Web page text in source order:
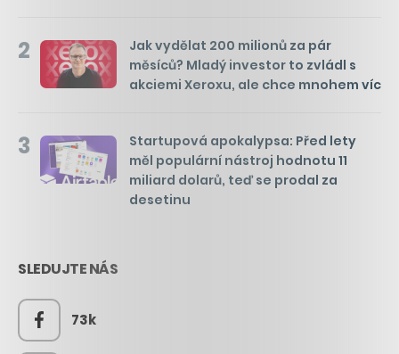
2
Jak vydělat 200 milionů za pár
měsíců? Mladý investor to zvládl s
akciemi Xeroxu, ale chce mnohem víc
3
Startupová apokalypsa: Před lety
měl populární nástroj hodnotu 11
miliard dolarů, teď se prodal za
desetinu
SLEDUJTE NÁS
73k